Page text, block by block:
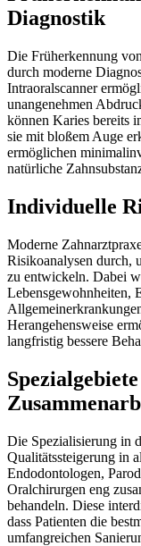
Diagnostik
Die Früherkennung
durch moderne
Intraoralscanner
unangenehmen
können Karies bereits
sie mit bloßem Auge
ermöglichen
natürliche
Individuelle
Moderne
Risikoanalysen durch,
zu entwickeln. Dabei
Lebensgewohnheiten,
Herangehensweise
langfristig bessere
Die Spezialisierung in
Qualitätssteigerung in
Endodontologen,
Oralchirurgen eng
behandeln. Diese
dass Patienten die
umfangreichen